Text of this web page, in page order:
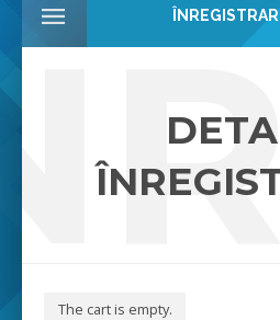
The cart is empty.